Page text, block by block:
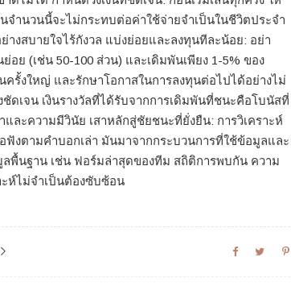
จำนวนนี้จะไม่กระทบต่อค่าใช้จ่ายจำเป็นในชีวิตประจำ
สบายใจไร้กังวล แบ่งย่อยและลงทุนทีละน้อย: อย่า
อย (เช่น 50-100 ส่วน) และเดิมพันเพียง 1-5% ของ
รั้งใหญ่ และรักษาโอกาสในการลงทุนต่อไปได้อย่างไม่
ดเจน เงินรางวัลที่ได้รับจากการเดิมพันที่ชนะคือโบนัสที่
ละความมีวินัย เสาหลักสู่ชัยชนะที่ยั่งยืน: การวิเคราะห์
ฟังตามคำบอกเล่า มันมาจากกระบวนการที่ใช้ข้อมูลและ
พื้นฐาน เช่น ฟอร์มล่าสุดของทีม สถิติการพบกัน ความ
ะห์ไม่จำเป็นต้องซับซ้อน